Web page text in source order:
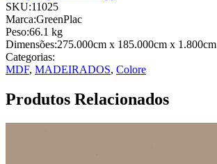
SKU:11025
Marca:GreenPlac
Peso:66.1 kg
Dimensões:275.000cm x 185.000cm x 1.800cm
Categorias:
MDF, MADEIRADOS, Colore
Produtos Relacionados